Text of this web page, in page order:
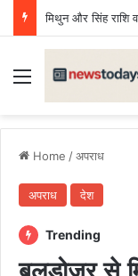
Menu
Home /अपराध
अपराध देश
Trending